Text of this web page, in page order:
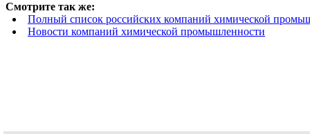
Смотрите так же:
Полный список российских компаний химической
Новости компаний химической промышленности